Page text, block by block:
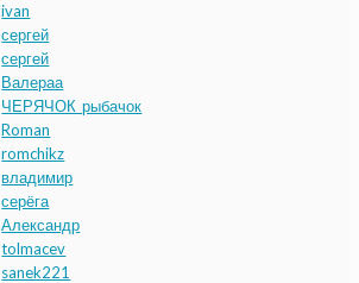
ivan
сергей
сергей
Валераа
ЧЕРЯЧОК_рыбачок
Roman
romchikz
владимир
серёга
Александр
tolmacev
sanek221